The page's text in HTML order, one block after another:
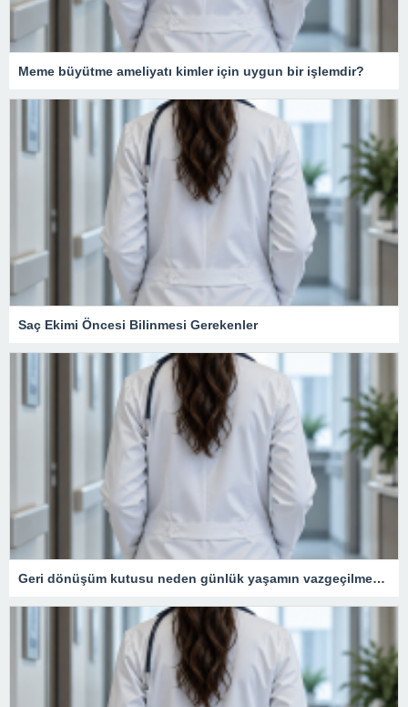
Meme büyütme ameliyatı kimler için uygun bir işlemdir?
Saç Ekimi Öncesi Bilinmesi Gerekenler
Geri dönüşüm kutusu neden günlük yaşamın vazgeçilmezidir?